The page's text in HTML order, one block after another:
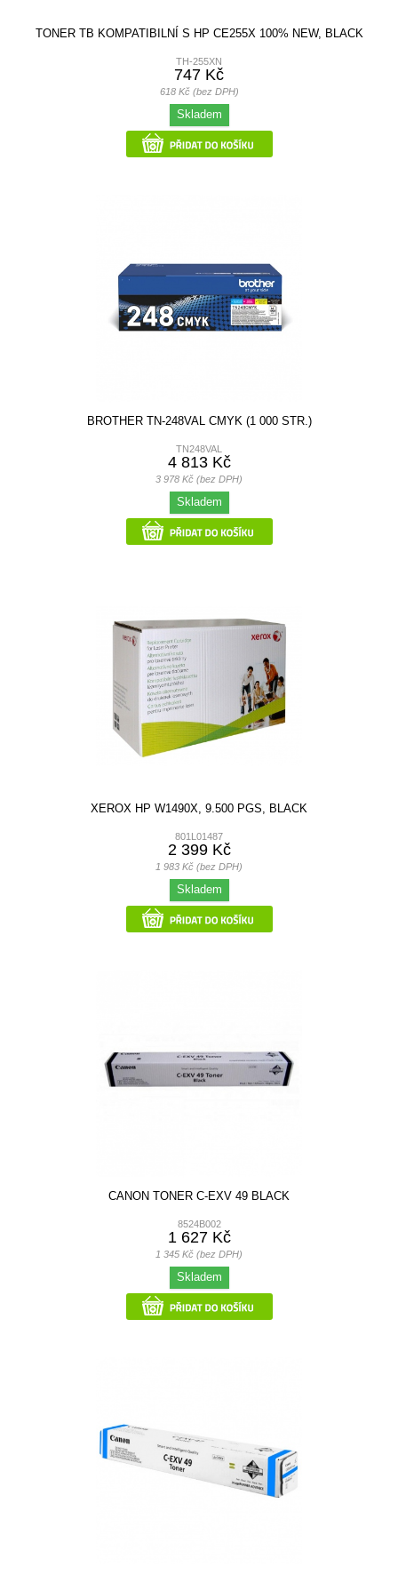
TONER TB KOMPATIBILNÍ S HP CE255X 100% NEW, BLACK
TH-255XN
747 Kč
618 Kč (bez DPH)
Skladem
BROTHER TN-248VAL CMYK (1 000 STR.)
TN248VAL
4 813 Kč
3 978 Kč (bez DPH)
Skladem
XEROX HP W1490X, 9.500 PGS, BLACK
801L01487
2 399 Kč
1 983 Kč (bez DPH)
Skladem
CANON TONER C-EXV 49 BLACK
8524B002
1 627 Kč
1 345 Kč (bez DPH)
Skladem